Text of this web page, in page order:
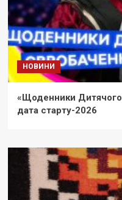
НОВИНИ
«Щоденники Дитячого
дата старту-2026